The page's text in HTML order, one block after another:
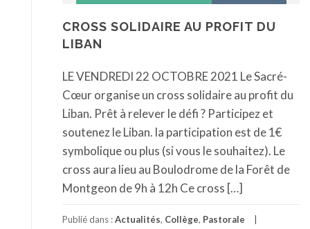
CROSS SOLIDAIRE AU PROFIT DU
LIBAN
LE VENDREDI 22 OCTOBRE 2021 Le Sacré-
Cœur organise un cross solidaire au profit du
Liban. Prêt à relever le défi ? Participez et
soutenez le Liban. la participation est de 1€
symbolique ou plus (si vous le souhaitez). Le
cross aura lieu au Boulodrome de la Forêt de
Montgeon de 9h à 12h Ce cross […]
Publié dans :Actualités, Collège, Pastorale